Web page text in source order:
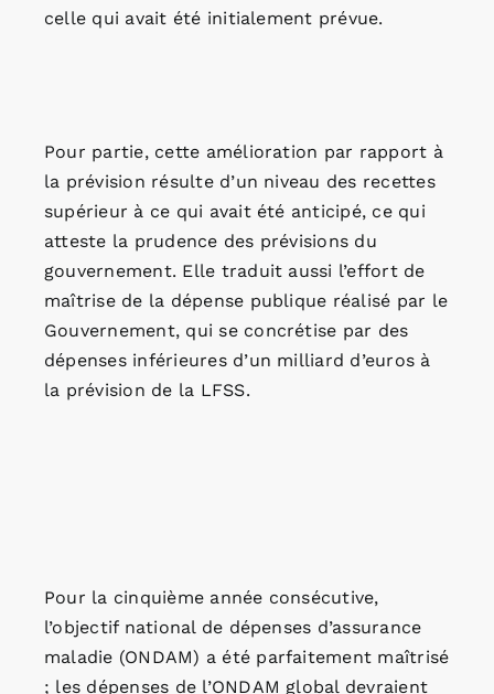
celle qui avait été initialement prévue.
Pour partie, cette amélioration par rapport à
la prévision résulte d’un niveau des recettes
supérieur à ce qui avait été anticipé, ce qui
atteste la prudence des prévisions du
gouvernement. Elle traduit aussi l’effort de
maîtrise de la dépense publique réalisé par le
Gouvernement, qui se concrétise par des
dépenses inférieures d’un milliard d’euros à
la prévision de la LFSS.
Pour la cinquième année consécutive,
l’objectif national de dépenses d’assurance
maladie (ONDAM) a été parfaitement maîtrisé
; les dépenses de l’ONDAM global devraient